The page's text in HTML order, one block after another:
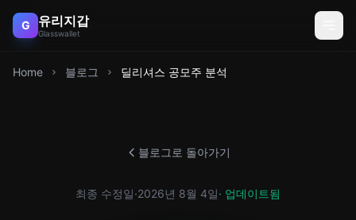
G 유리지갑
Glasswallet
Home 블로그 딜리셔스 공모주 분석
블로그로 돌아가기
최종 수정일·2026년 8월 4일· 업데이트됨